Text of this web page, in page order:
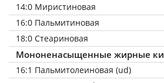
14:0 Миристиновая
16:0 Пальмитиновая
18:0 Стеариновая
Мононенасыщенные жирные
16:1 Пальмитолеиновая (ud)